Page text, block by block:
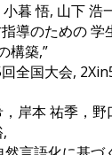
暮 悟, 山下 浩
導のための 学
構築,”
全国大会,
岸本 祐季，野